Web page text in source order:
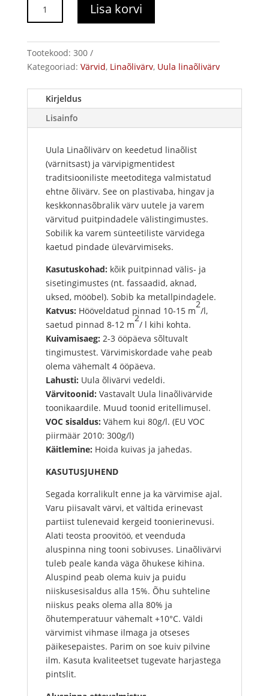
linaõlivärv
Lisa korvi
Tootekood: 300
Kategooriad: Värvid, Linaõlivärv, Uula linaõlivärv
Kirjeldus
Lisainfo
Uula Linaõlivärv on keedetud linaõlist
(värnitsast) ja värvipigmentidest
traditsiooniliste meetoditega valmistatud
ehtne õlivärv. See on plastivaba, hingav ja
keskkonnasõbralik värv uutele ja varem
värvitud puitpindadele välistingimustes.
Sobilik ka varem sünteetiliste värvidega
kaetud pindade ülevärvimiseks.
Kasutuskohad: kõik puitpinnad välis- ja
sisetingimustes (nt. fassaadid, aknad,
uksed, mööbel). Sobib ka metallpindadele.
Katvus: Hööveldatud pinnad 10-15 m
2
/l,
saetud pinnad 8-12 m
2
/ l kihi kohta.
Kuivamisaeg: 2-3 ööpäeva sõltuvalt
tingimustest. Värvimiskordade vahe peab
olema vähemalt 4 ööpäeva.
Lahusti: Uula õlivärvi vedeldi.
Värvitoonid: Vastavalt Uula linaõlivärvide
toonikaardile. Muud toonid eritellimusel.
VOC sisaldus: Vähem kui 80g/l. (EU VOC
piirmäär 2010: 300g/l)
Käitlemine: Hoida kuivas ja jahedas.
KASUTUSJUHEND
Segada korralikult enne ja ka värvimise ajal.
Varu piisavalt värvi, et vältida erinevast
partiist tulenevaid kergeid toonierinevusi.
Alati teosta proovitöö, et veenduda
aluspinna ning tooni sobivuses. Linaõlivärvi
tuleb peale kanda väga õhukese kihina.
Aluspind peab olema kuiv ja puidu
niiskusesisaldus alla 15%. Õhu suhteline
niiskus peaks olema alla 80% ja
õhutemperatuur vähemalt +10°C. Väldi
värvimist vihmase ilmaga ja otseses
päikesepaistes. Parim on soe kuiv pilvine
ilm. Kasuta kvaliteetset tugevate harjastega
pintslit.